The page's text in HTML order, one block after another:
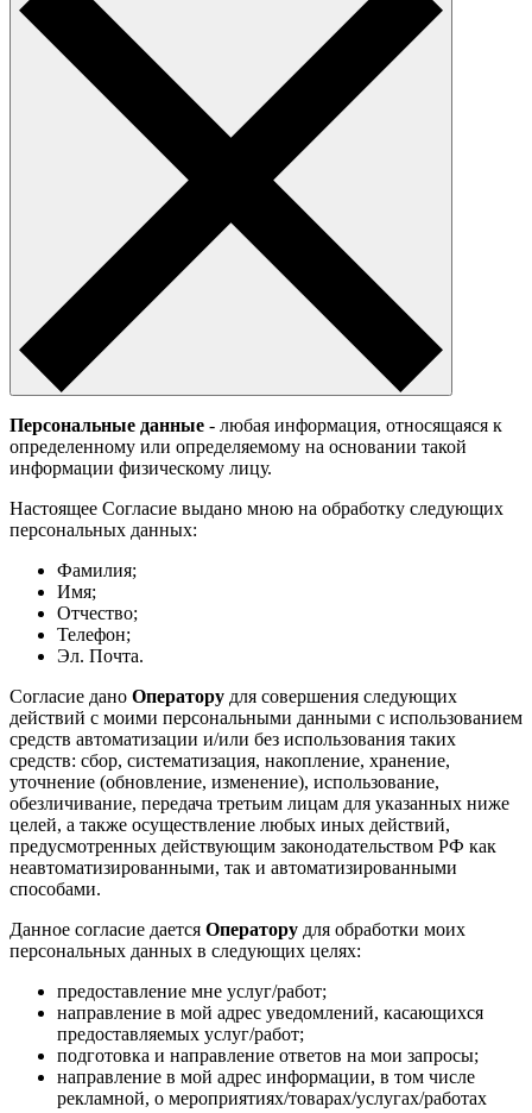
Персональные данные - любая информация, относящаяся к
определенному или определяемому на основании такой
информации физическому лицу.
Настоящее Согласие выдано мною на обработку следующих
персональных данных:
Фамилия;
Имя;
Отчество;
Телефон;
Эл. Почта.
Согласие дано Оператору для совершения следующих
действий с моими персональными данными с использованием
средств автоматизации и/или без использования таких
средств: сбор, систематизация, накопление, хранение,
уточнение (обновление, изменение), использование,
обезличивание, передача третьим лицам для указанных ниже
целей, а также осуществление любых иных действий,
предусмотренных действующим законодательством РФ как
неавтоматизированными, так и автоматизированными
способами.
Данное согласие дается Оператору для обработки моих
персональных данных в следующих целях:
предоставление мне услуг/работ;
направление в мой адрес уведомлений, касающихся
предоставляемых услуг/работ;
подготовка и направление ответов на мои запросы;
направление в мой адрес информации, в том числе
рекламной, о мероприятиях/товарах/услугах/работах